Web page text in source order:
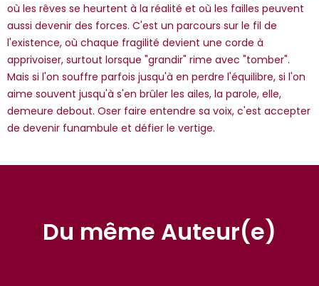
où les rêves se heurtent à la réalité et où les failles peuvent
aussi devenir des forces. C'est un parcours sur le fil de
l'existence, où chaque fragilité devient une corde à
apprivoiser, surtout lorsque "grandir" rime avec "tomber".
Mais si l'on souffre parfois jusqu'à en perdre l'équilibre, si l'on
aime souvent jusqu'à s'en brûler les ailes, la parole, elle,
demeure debout. Oser faire entendre sa voix, c'est accepter
de devenir funambule et défier le vertige.
Du même Auteur(e)